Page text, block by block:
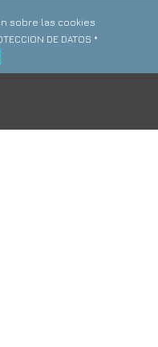
sobre las cookies
DE DATOS *